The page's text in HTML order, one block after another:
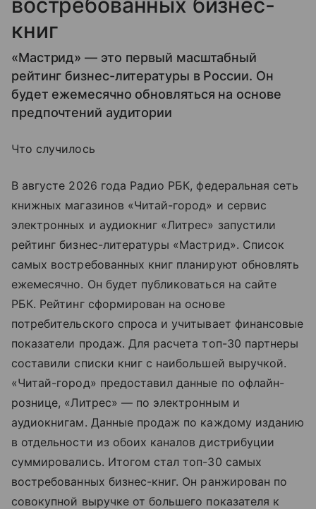
книг
«Мастрид» — это первый масштабный
рейтинг бизнес-литературы в России. Он
будет ежемесячно обновляться на основе
предпочтений аудитории
Что случилось
В августе 2026 года Радио РБК, федеральная сеть
книжных магазинов «Читай-город» и сервис
электронных и аудиокниг «Литрес» запустили
рейтинг бизнес-литературы «Мастрид». Список
самых востребованных книг планируют обновлять
ежемесячно. Он будет публиковаться на сайте
РБК. Рейтинг сформирован на основе
потребительского спроса и учитывает финансовые
показатели продаж. Для расчета топ-30 партнеры
составили списки книг с наибольшей выручкой.
«Читай-город» предоставил данные по офлайн-
рознице, «Литрес» — по электронным и
аудиокнигам. Данные продаж по каждому изданию
в отдельности из обоих каналов дистрибуции
суммировались. Итогом стал топ-30 самых
востребованных бизнес-книг. Он ранжирован по
совокупной выручке от большего показателя к